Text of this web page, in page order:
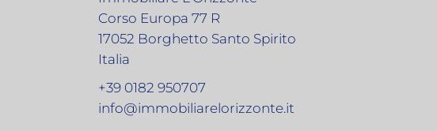
Corso Europa 77 R
17052 Borghetto Santo Spirito
Italia
+39 0182 950707
info@immobiliarelorizzonte.it